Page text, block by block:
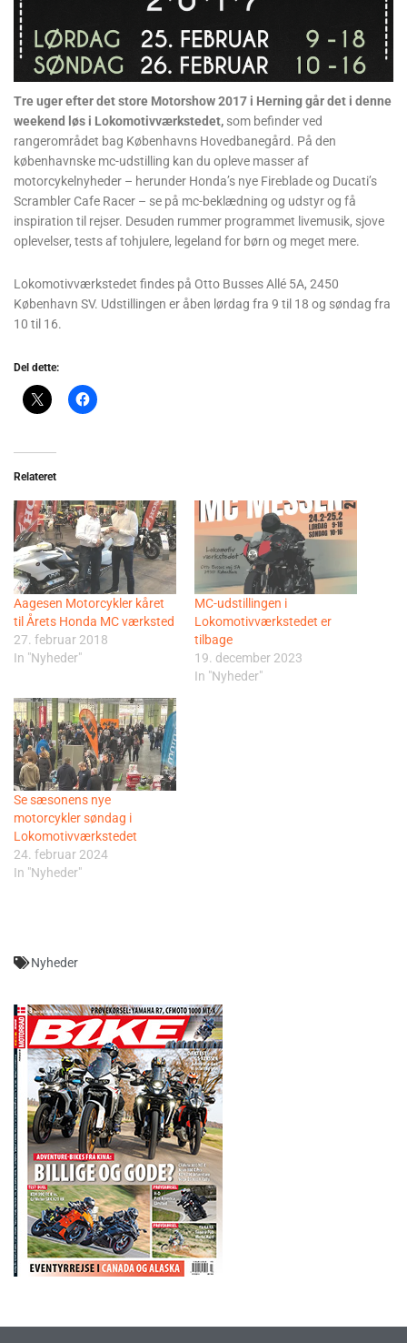
Tre uger efter det store Motorshow 2017 i Herning går det i denne
weekend løs i Lokomotivværkstedet, som befinder ved
rangerområdet bag Københavns Hovedbanegård. På den
københavnske mc-udstilling kan du opleve masser af
motorcykelnyheder – herunder Honda’s nye Fireblade og Ducati’s
Scrambler Cafe Racer – se på mc-beklædning og udstyr og få
inspiration til rejser. Desuden rummer programmet livemusik, sjove
oplevelser, tests af tohjulere, legeland for børn og meget mere.
Lokomotivværkstedet findes på Otto Busses Allé 5A, 2450
København SV. Udstillingen er åben lørdag fra 9 til 18 og søndag fra
10 til 16.
Del dette:
Relateret
Aagesen Motorcykler kåret
til Årets Honda MC værksted
27. februar 2018
In "Nyheder"
MC-udstillingen i
Lokomotivværkstedet er
tilbage
19. december 2023
In "Nyheder"
Se sæsonens nye
motorcykler søndag i
Lokomotivværkstedet
24. februar 2024
In "Nyheder"
Nyheder